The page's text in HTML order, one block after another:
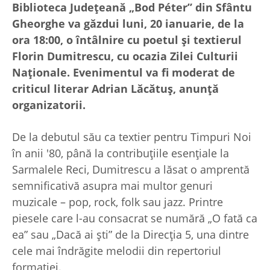
Biblioteca Județeană „Bod Péter” din Sfântu
Gheorghe va găzdui luni, 20 ianuarie, de la
ora 18:00, o întâlnire cu poetul și textierul
Florin Dumitrescu, cu ocazia Zilei Culturii
Naționale. Evenimentul va fi moderat de
criticul literar Adrian Lăcătuș, anunță
organizatorii.
De la debutul său ca textier pentru Timpuri Noi
în anii '80, până la contribuțiile esențiale la
Sarmalele Reci, Dumitrescu a lăsat o amprentă
semnificativă asupra mai multor genuri
muzicale – pop, rock, folk sau jazz. Printre
piesele care l-au consacrat se numără „O fată ca
ea” sau „Dacă ai ști” de la Direcția 5, una dintre
cele mai îndrăgite melodii din repertoriul
formației.